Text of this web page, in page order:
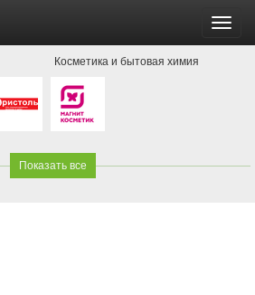
Косметика и бытовая химия
Показать все